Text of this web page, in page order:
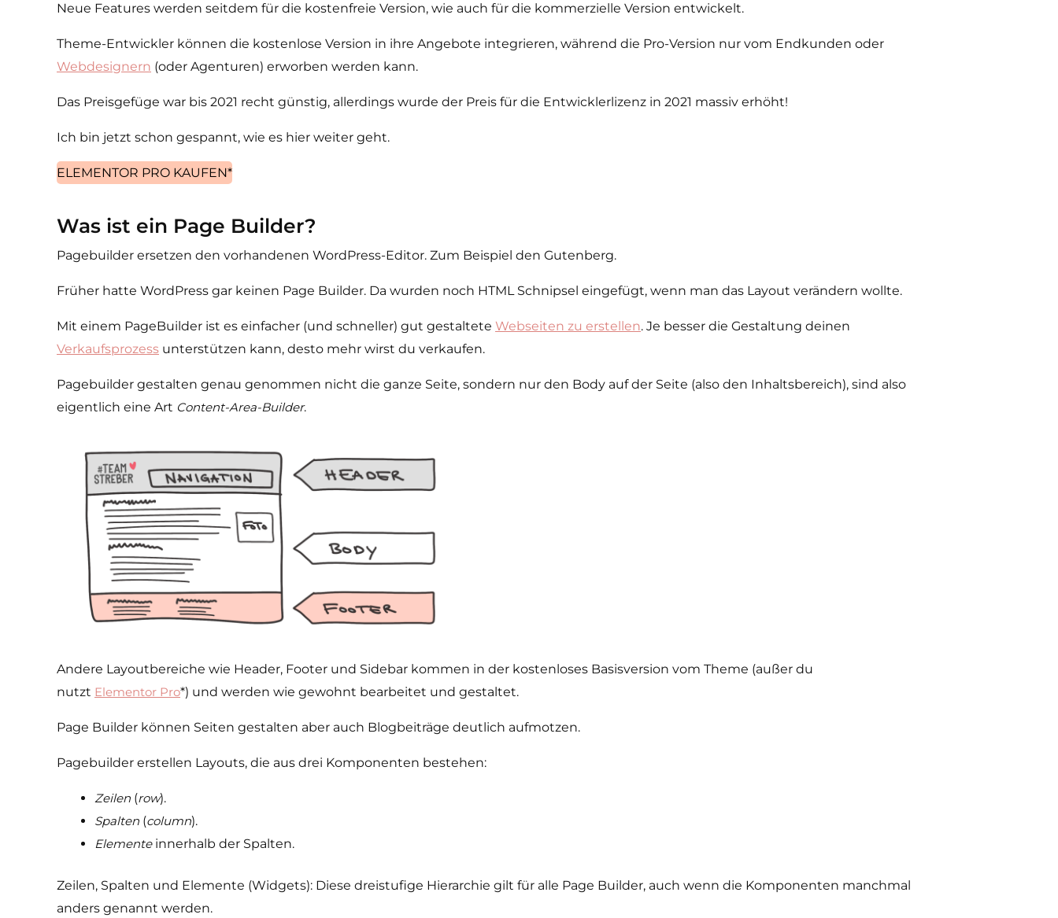
Neue Features werden seitdem für die kostenfreie Version, wie auch für die kommerzielle Version entwickelt.
Theme-Entwickler können die kostenlose Version in ihre Angebote integrieren, während die Pro-Version nur vom Endkunden oder
Webdesignern (oder Agenturen) erworben werden kann.
Das Preisgefüge war bis 2021 recht günstig, allerdings wurde der Preis für die Entwicklerlizenz in 2021 massiv erhöht!
Ich bin jetzt schon gespannt, wie es hier weiter geht.
ELEMENTOR PRO KAUFEN*
Was ist ein Page Builder?
Pagebuilder ersetzen den vorhandenen WordPress-Editor. Zum Beispiel den Gutenberg.
Früher hatte WordPress gar keinen Page Builder. Da wurden noch HTML Schnipsel eingefügt, wenn man das Layout verändern wollte.
Mit einem PageBuilder ist es einfacher (und schneller) gut gestaltete Webseiten zu erstellen. Je besser die Gestaltung deinen
Verkaufsprozess unterstützen kann, desto mehr wirst du verkaufen.
Pagebuilder gestalten genau genommen nicht die ganze Seite, sondern nur den Body auf der Seite (also den Inhaltsbereich), sind also
eigentlich eine Art Content­-Area-Builder.
Andere Layout­bereiche wie Header, Footer und Sidebar kommen in der kostenloses Basisversion vom Theme (außer du
nutzt Elementor Pro*) und werden wie gewohnt bearbeitet und gestaltet.
Page Builder können Seiten gestalten aber auch Blogbeiträge deutlich aufmotzen.
Pagebuilder erstellen Layouts, die aus drei Komponenten bestehen:
Zeilen (row).
Spalten (column).
Elementeinnerhalb der Spalten.
Zeilen, Spalten und Elemente (Widgets): Diese dreistufige Hierarchie gilt für alle Page­ Builder, auch wenn die Komponenten manchmal
anders genannt werden.